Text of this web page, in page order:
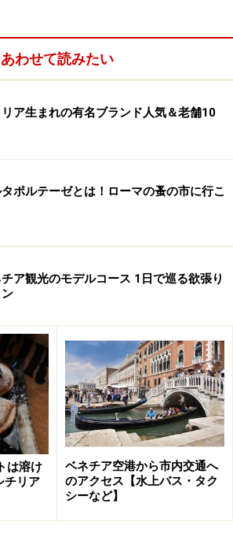
店内
セモリナ粉のタルト生地で作る「パ
ターナ」、サン・ジュゼッペの日
）に食べる「ゼッポラ」などなど。
の郷土菓子。ナポリの街を歩けばバ
リア（お菓子屋さん）に並ぶ、ナポ
ます。
タリアン・カッフェが美味しいこと
。老舗のバールで地元風に立ち飲み
テラス席に座ってナポリ菓子と共
下、観光にちょっと疲れたら名物の
ひと休みしたいものです。
人に愛された老舗ガンブリヌ
あわせて読みたい
ア生まれの有名ブランド人気＆老舗10
ポルテーゼとは！ローマの蚤の市に行こ
ア観光のモデルコース 1日で巡る欲張り
は溶け
チリア
ベネチア空港から市内交通へ
のアクセス【水上バス・タク
シーなど】